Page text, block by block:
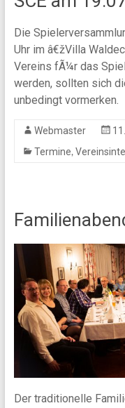
Die
Uhr im â€žVilla
Vereins fÃ¼r das
werden, sollten sich
unbedingt vormerken.
Webmaster
Termine,
Der traditionelle